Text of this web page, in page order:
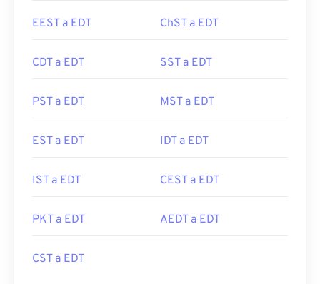
EEST a EDT ChST a EDT
CDT a EDT SST a EDT
PST a EDT MST a EDT
EST a EDT IDT a EDT
IST a EDT CEST a EDT
PKT a EDT AEDT a EDT
CST a EDT